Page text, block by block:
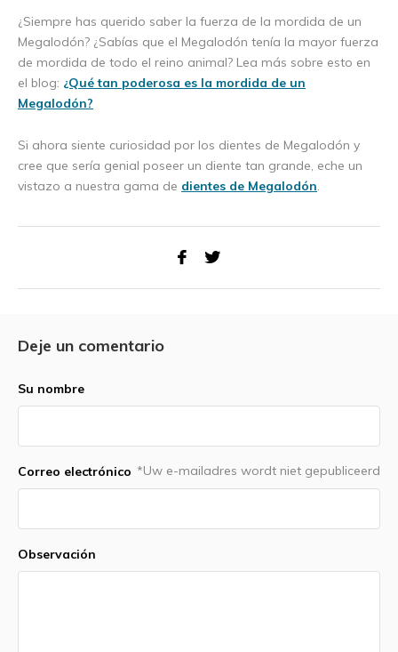
¿Siempre has querido saber la fuerza de la mordida de un
Megalodón? ¿Sabías que el Megalodón tenía la mayor fuerza
de mordida de todo el reino animal? Lea más sobre esto en
el blog: ¿Qué tan poderosa es la mordida de un
Megalodón?
Si ahora siente curiosidad por los dientes de Megalodón y
cree que sería genial poseer un diente tan grande, eche un
vistazo a nuestra gama de dientes de Megalodón.
Deje un comentario
Su nombre
Correo electrónico *Uw e-mailadres wordt niet gepubliceerd
Observación